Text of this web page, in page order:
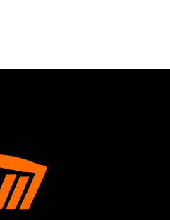
adresse courriel
confirmer que vous êtes un